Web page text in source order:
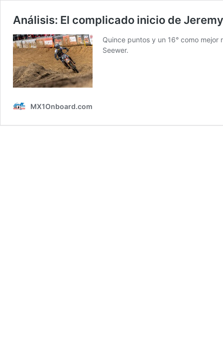
Análisis: El complicado inicio de
Quince puntos y un 16° como
Seewer.
MX1Onboard.com